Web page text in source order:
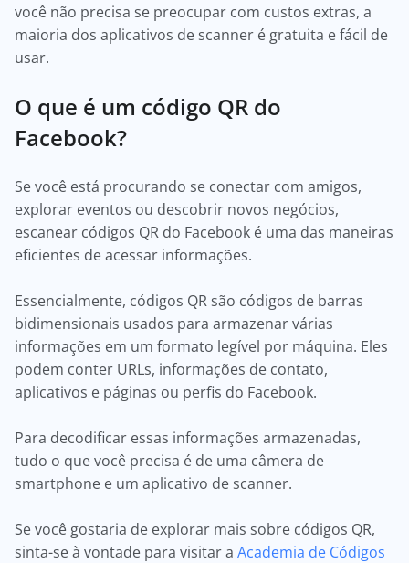
você não precisa se preocupar com custos extras, a
maioria dos aplicativos de scanner é gratuita e fácil de
usar.
O que é um código QR do
Facebook?
Se você está procurando se conectar com amigos,
explorar eventos ou descobrir novos negócios,
escanear códigos QR do Facebook é uma das maneiras
eficientes de acessar informações.
Essencialmente, códigos QR são códigos de barras
bidimensionais usados para armazenar várias
informações em um formato legível por máquina. Eles
podem conter URLs, informações de contato,
aplicativos e páginas ou perfis do Facebook.
Para decodificar essas informações armazenadas,
tudo o que você precisa é de uma câmera de
smartphone e um aplicativo de scanner.
Se você gostaria de explorar mais sobre códigos QR,
sinta-se à vontade para visitar a Academia de Códigos